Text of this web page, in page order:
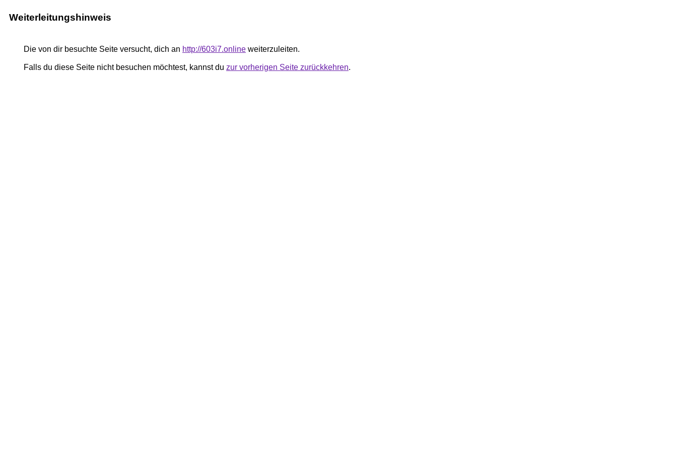
Weiterleitungshinweis
Die von dir besuchte Seite versucht, dich an http://603i7.online weiterzuleiten.
Falls du diese Seite nicht besuchen möchtest, kannst du zur vorherigen Seite zurückkehren.